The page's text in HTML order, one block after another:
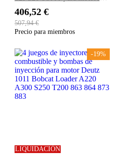
3TNV88 4TNV86 4TNV88
4TNV98
406,52 €
507,94 €
Precio para miembros
-19%
LIQUIDACIÓN